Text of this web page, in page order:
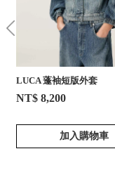
LUCA 蓬袖短版外套
NT$ 8,200
加入購物車